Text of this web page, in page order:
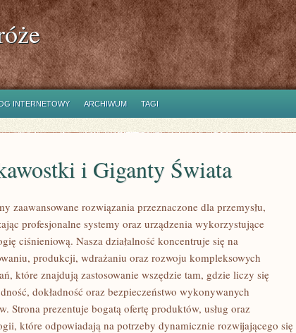
INTERNETOWY ARCHIWUM TAGI
i Giganty Świata
zaawansowane rozwiązania przeznaczone dla przemysłu,
profesjonalne systemy oraz urządzenia wykorzystujące
ciśnieniową. Nasza działalność koncentruje się na
produkcji, wdrażaniu oraz rozwoju kompleksowych
które znajdują zastosowanie wszędzie tam, gdzie liczy się
dokładność oraz bezpieczeństwo wykonywanych
Strona prezentuje bogatą ofertę produktów, usług oraz
które odpowiadają na potrzeby dynamicznie rozwijającego się